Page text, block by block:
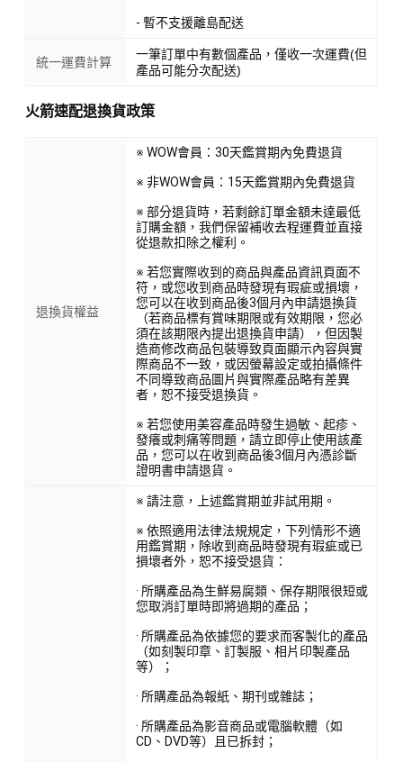
- 暫不支援離島配送
統一運費計算
一筆訂單中有數個產品，僅收一次運費(但
產品可能分次配送)
火箭速配退換貨政策
退換貨權益
※ WOW會員：30天鑑賞期內免費退貨
※ 非WOW會員：15天鑑賞期內免費退貨
※ 部分退貨時，若剩餘訂單金額未達最低
訂購金額，我們保留補收去程運費並直接
從退款扣除之權利。
※ 若您實際收到的商品與產品資訊頁面不
符，或您收到商品時發現有瑕疵或損壞，
您可以在收到商品後3個月內申請退換貨
（若商品標有賞味期限或有效期限，您必
須在該期限內提出退換貨申請），但因製
造商修改商品包裝導致頁面顯示內容與實
際商品不一致，或因螢幕設定或拍攝條件
不同導致商品圖片與實際產品略有差異
者，恕不接受退換貨。
※ 若您使用美容產品時發生過敏、起疹、
發癢或刺痛等問題，請立即停止使用該產
品，您可以在收到商品後3個月內憑診斷
證明書申請退貨。
※ 請注意，上述鑑賞期並非試用期。
※ 依照適用法律法規規定，下列情形不適
用鑑賞期，除收到商品時發現有瑕疵或已
損壞者外，恕不接受退貨：
· 所購產品為生鮮易腐類、保存期限很短或
您取消訂單時即將過期的產品；
· 所購產品為依據您的要求而客製化的產品
（如刻製印章、訂製服、相片印製產品
等）；
· 所購產品為報紙、期刊或雜誌；
· 所購產品為影音商品或電腦軟體（如
CD、DVD等）且已拆封；